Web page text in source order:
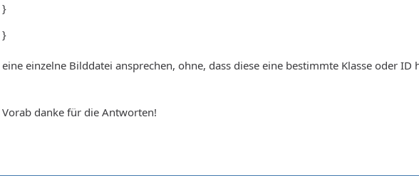
}
}
eine einzelne Bilddatei ansprechen, ohne, dass diese eine bestimmte Klasse oder ID
Vorab danke für die Antworten!